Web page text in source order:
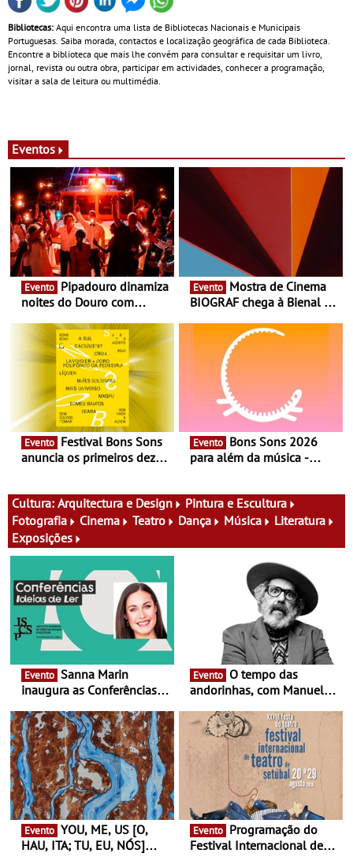
Bibliotecas: Aqui encontra uma lista de Bibliotecas Nacionais e Municipais
Portuguesas. Saiba morada, contactos e localização geográfica de cada Biblioteca.
Encontre a biblioteca que mais lhe convém para consultar e requisitar um livro,
jornal, revista ou outra obra, participar em actividades, conhecer a programação,
visitar a sala de leitura ou multimédia.
Eventos
Evento
noites do Douro com
vinho, gastronomia e
música
Evento
BIOGRAF chega à Bienal de
Documentário, ensaio
fílmico e práticas artísticas
Evento
anuncia os primeiros dez
Evento
para além da música -
atividades para toda a
família e muito mais
Cultura: Arquitectura e Design
Pintura e Escultura
Fotografia
Cinema Teatro Dança Música
Literatura
Exposições
Evento
inaugura as Conferências
Antiga primeira-ministra da
Finlândia é a convidada da
primeira edição do novo
ciclo de debates dedicado
aos grandes temas do
nosso tempo
Evento
andorinhas, com Manuel
Atum - Concerto
performance na MAAT
Gallery a 3 de Setembro,
19:30
Evento
HAU, ITA; TU, EU, NÓS]
Evento
Festival Internacional de